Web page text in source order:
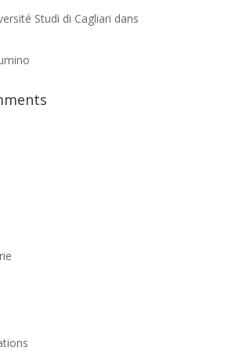
Studi di Cagliari dans